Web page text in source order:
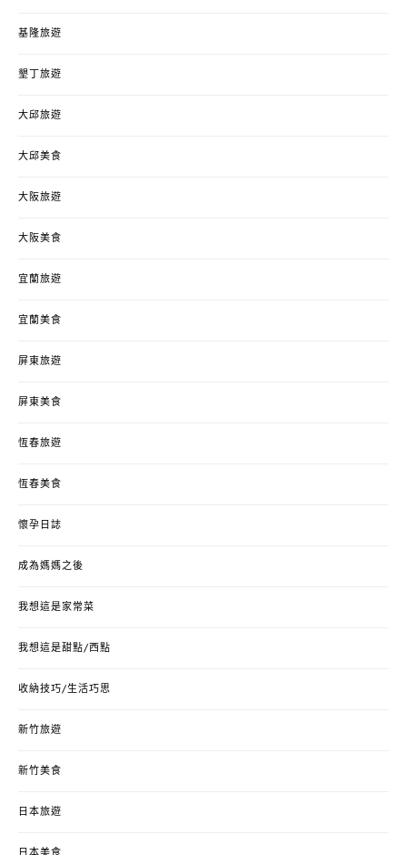
基隆旅遊
墾丁旅遊
大邱旅遊
大邱美食
大阪旅遊
大阪美食
宜蘭旅遊
宜蘭美食
屏東旅遊
屏東美食
恆春旅遊
恆春美食
懷孕日誌
成為媽媽之後
我想這是家常菜
我想這是甜點/西點
收納技巧/生活巧思
新竹旅遊
新竹美食
日本旅遊